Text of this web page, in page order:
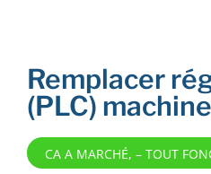
Remplacer
(PLC) machine
CA A MARCHÉ, – TOUT